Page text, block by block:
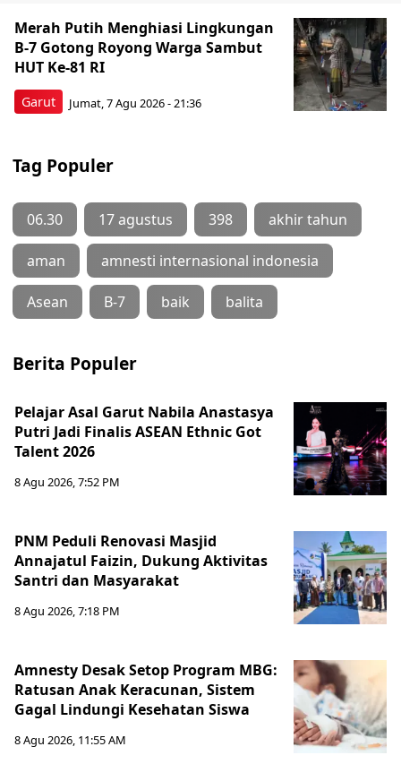
Garut
Merah Putih Menghiasi Lingkungan
B-7 Gotong Royong Warga Sambut
HUT Ke-81 RI
Jumat, 7 Agu 2026 - 21:36
Tag Populer
06.30 17 agustus 398 akhir tahun
aman amnesti internasional indonesia
Asean B-7 baik balita
Berita Populer
Pelajar Asal Garut Nabila Anastasya
Putri Jadi Finalis ASEAN Ethnic Got
Talent 2026
8 Agu 2026, 7:52 PM
PNM Peduli Renovasi Masjid
Annajatul Faizin, Dukung Aktivitas
Santri dan Masyarakat
8 Agu 2026, 7:18 PM
Amnesty Desak Setop Program MBG:
Ratusan Anak Keracunan, Sistem
Gagal Lindungi Kesehatan Siswa
8 Agu 2026, 11:55 AM